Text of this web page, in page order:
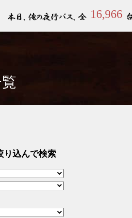
16,966
り込んで検索